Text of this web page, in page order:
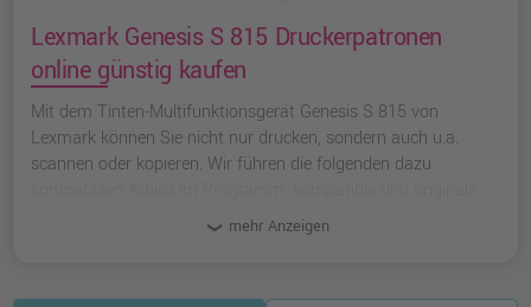
Lexmark Genesis S 815 Druckerpatronen
online günstig kaufen
Mit dem Tinten-Multifunktionsgerät Genesis S 815 von
Lexmark können Sie nicht nur drucken, sondern auch u.a.
scannen oder kopieren. Wir führen die folgenden dazu
mehr Anzeigen